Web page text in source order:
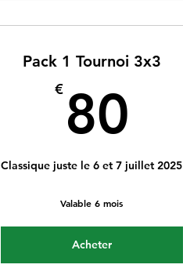
Pack 1 Tournoi 3x3
€ 80
Classique juste le 6 et 7 juillet 2025
Valable 6 mois
Acheter